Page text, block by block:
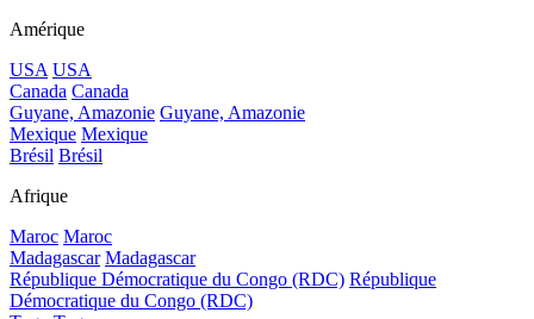
Amérique
USA USA
Canada Canada
Guyane, Amazonie Guyane, Amazonie
Mexique Mexique
Brésil Brésil
Afrique
Maroc Maroc
Madagascar Madagascar
République Démocratique du Congo (RDC) République
Démocratique du Congo (RDC)